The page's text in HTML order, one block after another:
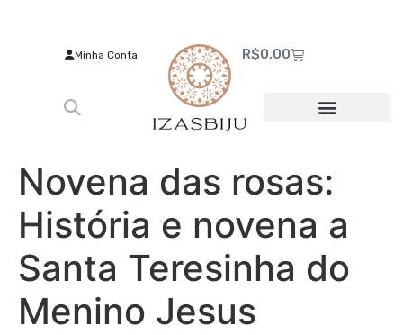
Minha Conta R$0,00
Novena das rosas:
História e novena a
Santa Teresinha do
Menino Jesus